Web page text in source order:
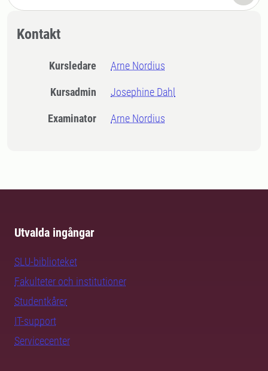
Kontakt
Kursledare Arne Nordius
Kursadmin Josephine Dahl
Examinator Arne Nordius
Utvalda ingångar
SLU-biblioteket
Fakulteter och institutioner
Studentkårer
IT-support
Servicecenter